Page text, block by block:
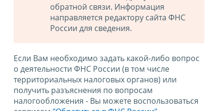
обратной связи. Информация
направляется редактору сайта ФНС
России для сведения.
Если Вам необходимо задать какой-либо вопрос
о деятельности ФНС России (в том числе
территориальных налоговых органов) или
получить разъяснения по вопросам
налогообложения - Вы можете воспользоваться